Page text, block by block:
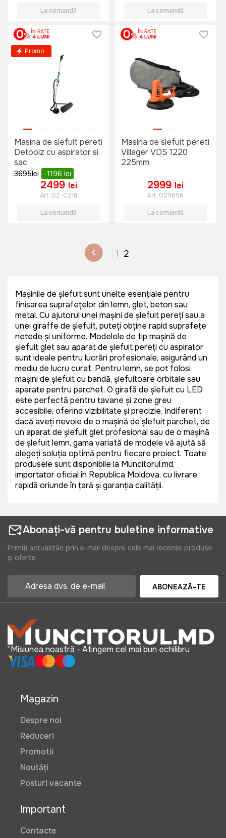
La comandă La comandă
Promo
Masina de slefuit pereti
Detoolz cu aspirator si
sac
3695lei -1196 lei
2499 lei
Art: DZ-C218
La comandă
Masina de slefuit pereti
Villager VDS 1220
225mm
2999 lei
Art: 029856
La comandă
1 2
Mașinile de șlefuit sunt unelte esențiale pentru
finisarea suprafețelor din lemn, glet, beton sau
metal. Cu ajutorul unei mașini de șlefuit pereți sau a
unei giraffe de șlefuit, puteți obține rapid suprafețe
netede și uniforme. Modelele de tip mașină de
șlefuit glet sau aparat de șlefuit pereți cu aspirator
sunt ideale pentru lucrări profesionale, asigurând un
mediu de lucru curat. Pentru lemn, se pot folosi
mașini de șlefuit cu bandă, șlefuitoare orbitale sau
aparate pentru parchet. O girafă de șlefuit cu LED
este perfectă pentru tavane și zone greu
accesibile, oferind vizibilitate și precizie. Indiferent
dacă aveți nevoie de o mașină de șlefuit parchet, de
un aparat de șlefuit glet profesional sau de o mașină
de șlefuit lemn, gama variată de modele vă ajută să
alegeți soluția optimă pentru fiecare proiect. Toate
produsele sunt disponibile la Muncitorul.md,
importator oficial în Republica Moldova, cu livrare
rapidă oriunde în țară și garanția calității.
Abonați-vă pentru buletine informative
Primiți actualizări prin e-mail despre cele mai recente produse
și oferte
ABONEAZĂ-TE
“Misiunea noastră - Atingem cel mai bun echilibru
Magazin
Despre noi
Reduceri
Promotii
Noutăți
Posturi vacante
Important
Contacte